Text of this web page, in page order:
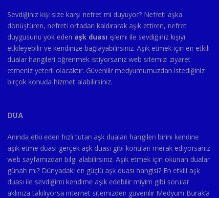
Sevdiğiniz kişi size karşı nefret mi duyuyor? Nefreti aşka
dönüştüren, nefreti ortadan kaldırarak aşık ettiren, nefret
duygusunu yok eden aşk duası işlemi ile sevdiğiniz kişiyi
etkileyebilir ve kendinize bağlayabilirsiniz. Aşık etmek için en etkili
dualar hangileri öğrenmek istiyorsanız web sitemizi ziyaret
etmeniz yeterli olacaktır. Güvenilir medyumumuzdan istediğiniz
birçok konuda hizmet alabilirsiniz.
DUA
Anında etki eden hızlı tutan aşk duaları hangileri birini kendine
aşık etme duası gerçek aşk duası gibi konuları merak ediyorsanız
web sayfamızdan bilgi alabilirsiniz. Aşık etmek için okunan dualar
günah mı? Dünyadaki en güçlü aşk duası hangisi? En etkili aşk
duası ile sevdiğimi kendime aşık edebilir miyim gibi sorular
aklınıza takılıyorsa internet sitemizden güvenilir Medyum Burak’a